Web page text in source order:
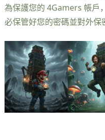
為保護您的 4Gamers 帳戶
必保管好您的密碼並對外保